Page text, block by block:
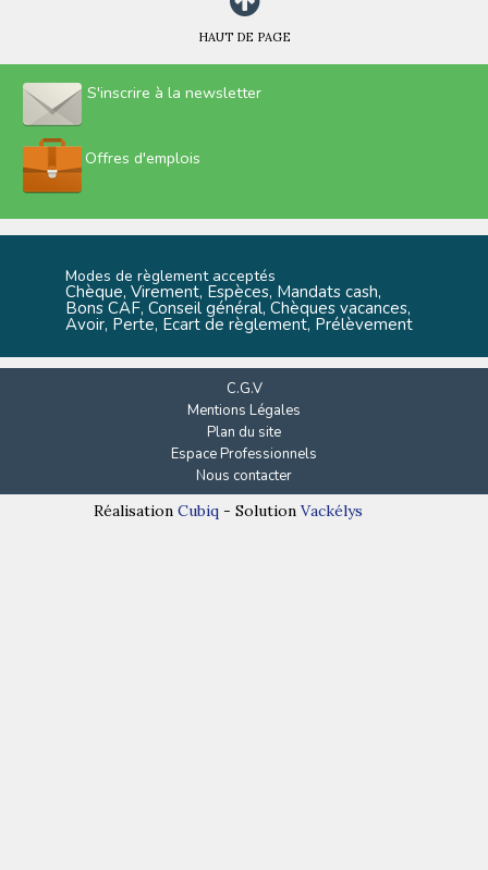
HAUT DE PAGE
S'inscrire à la newsletter
Offres d'emplois
Modes de règlement acceptés
Chèque, Virement, Espèces, Mandats cash,
Bons CAF, Conseil général, Chèques vacances,
Avoir, Perte, Ecart de règlement, Prélèvement
C.G.V
Mentions Légales
Plan du site
Espace Professionnels
Nous contacter
Réalisation Cubiq- Solution Vackélys